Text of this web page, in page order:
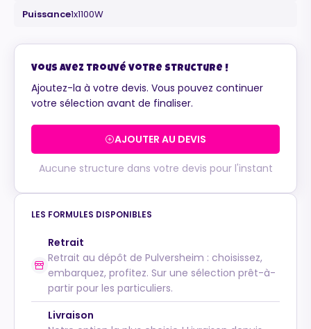
Puissance1x1100W
Vous avez trouvé votre structure !
Ajoutez-la à votre devis. Vous pouvez continuer
votre sélection avant de finaliser.
AJOUTER AU DEVIS
Aucune structure dans votre devis pour l'instant
LES FORMULES DISPONIBLES
Retrait
Retrait au dépôt de Pulversheim : choisissez,
embarquez, profitez. Sur une sélection prêt-à-
partir pour les particuliers.
Livraison
Configurateur IA · En ligne